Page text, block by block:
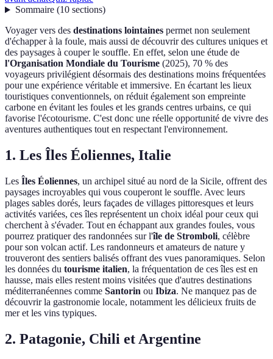
Sommaire(10 sections)
Voyager vers des destinations lointaines permet non seulement
d'échapper à la foule, mais aussi de découvrir des cultures uniques et
des paysages à couper le souffle. En effet, selon une étude de
l'Organisation Mondiale du Tourisme (2025), 70 % des
voyageurs privilégient désormais des destinations moins fréquentées
pour une expérience véritable et immersive. En écartant les lieux
touristiques conventionnels, on réduit également son empreinte
carbone en évitant les foules et les grands centres urbains, ce qui
favorise l'écotourisme. C'est donc une réelle opportunité de vivre des
aventures authentiques tout en respectant l'environnement.
1. Les Îles Éoliennes, Italie
Les Îles Éoliennes, un archipel situé au nord de la Sicile, offrent des
paysages incroyables qui vous couperont le souffle. Avec leurs
plages sables dorés, leurs façades de villages pittoresques et leurs
activités variées, ces îles représentent un choix idéal pour ceux qui
cherchent à s'évader. Tout en échappant aux grandes foules, vous
pourrez pratiquer des randonnées sur l'île de Stromboli, célèbre
pour son volcan actif. Les randonneurs et amateurs de nature y
trouveront des sentiers balisés offrant des vues panoramiques. Selon
les données du tourisme italien, la fréquentation de ces îles est en
hausse, mais elles restent moins visitées que d'autres destinations
méditerranéennes comme Santorin ou Ibiza. Ne manquez pas de
découvrir la gastronomie locale, notamment les délicieux fruits de
mer et les vins typiques.
2. Patagonie, Chili et Argentine